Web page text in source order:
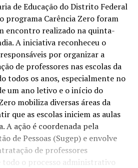
de Educação do Distrito Federal
programa Carência Zero foram
encontro realizado na quinta-
A iniciativa reconheceu o
por organizar a
de professores nas escolas da
todos os anos, especialmente no
um ano letivo e o início do
mobiliza diversas áreas da
que as escolas iniciem as aulas
A ação é coordenada pela
de Pessoas (Sugep) e envolve
de professores
todo o processo administrativo